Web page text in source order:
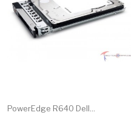
PowerEdge R640 Dell...